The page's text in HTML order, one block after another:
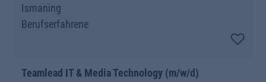
Ismaning
Berufserfahrene
Teamlead IT & Media Technology (m/w/d)